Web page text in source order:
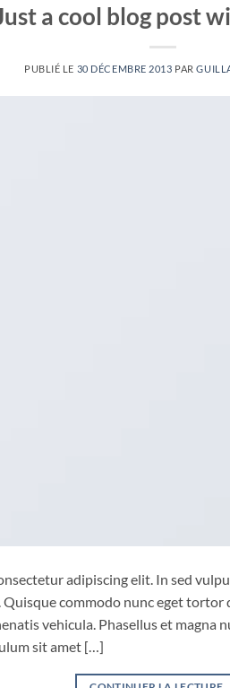
a cool blog post
PUBLIÉ LE 30 DÉCEMBRE 2013 PAR
adipiscing elit. In sed
commodo nunc eget tortor
vehicula. Phasellus et magna
sit amet […]